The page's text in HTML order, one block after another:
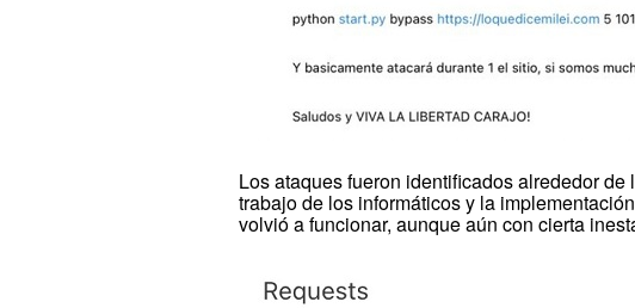
Los ataques fueron identificados alrededor
trabajo de los informáticos y la
volvió a funcionar, aunque aún con cierta